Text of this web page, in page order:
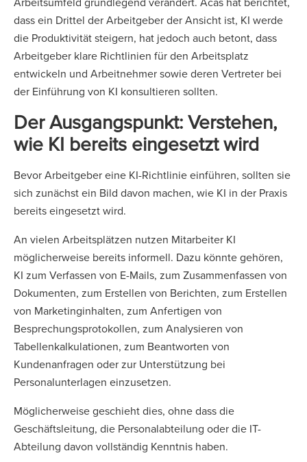
dass ein Drittel der Arbeitgeber der Ansicht ist, KI werde
die Produktivität steigern, hat jedoch auch betont, dass
Arbeitgeber klare Richtlinien für den Arbeitsplatz
entwickeln und Arbeitnehmer sowie deren Vertreter bei
der Einführung von KI konsultieren sollten.
Der Ausgangspunkt: Verstehen,
wie KI bereits eingesetzt wird
Bevor Arbeitgeber eine KI-Richtlinie einführen, sollten sie
sich zunächst ein Bild davon machen, wie KI in der Praxis
bereits eingesetzt wird.
An vielen Arbeitsplätzen nutzen Mitarbeiter KI
möglicherweise bereits informell. Dazu könnte gehören,
KI zum Verfassen von E-Mails, zum Zusammenfassen von
Dokumenten, zum Erstellen von Berichten, zum Erstellen
von Marketinginhalten, zum Anfertigen von
Besprechungsprotokollen, zum Analysieren von
Tabellenkalkulationen, zum Beantworten von
Kundenanfragen oder zur Unterstützung bei
Personalunterlagen einzusetzen.
Möglicherweise geschieht dies, ohne dass die
Geschäftsleitung, die Personalabteilung oder die IT-
Abteilung davon vollständig Kenntnis haben.